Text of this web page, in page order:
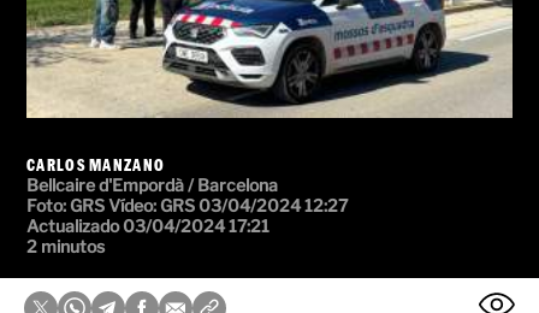
CARLOS MANZANO
Bellcaire d'Empordà / Barcelona
Foto:GRSVídeo:GRS 03/04/2024 12:27
Actualizado 03/04/2024 17:21
2 minutos